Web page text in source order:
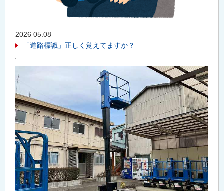
2026 05.08
「道路標識」正しく覚えてますか？